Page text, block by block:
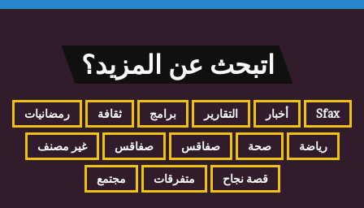
اتبحث عن المزيد؟
Sfax أخبار التقارير برامج ثقافة رمضانيات
رياضة صحة صفاقس صفاقس غير مصنف
قصة نجاح متفرقات مجتمع